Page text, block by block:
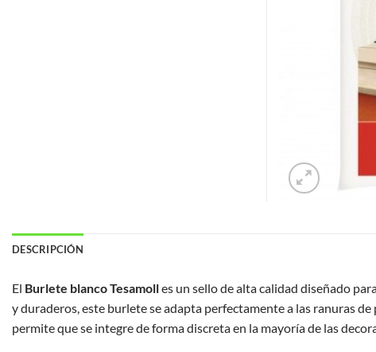
DESCRIPCIÓN
El Burlete blanco Tesamolles un sello de alta calidad diseñado
y duraderos, este burlete se adapta perfectamente a las ranuras
permite que se integre de forma discreta en la mayoría de las